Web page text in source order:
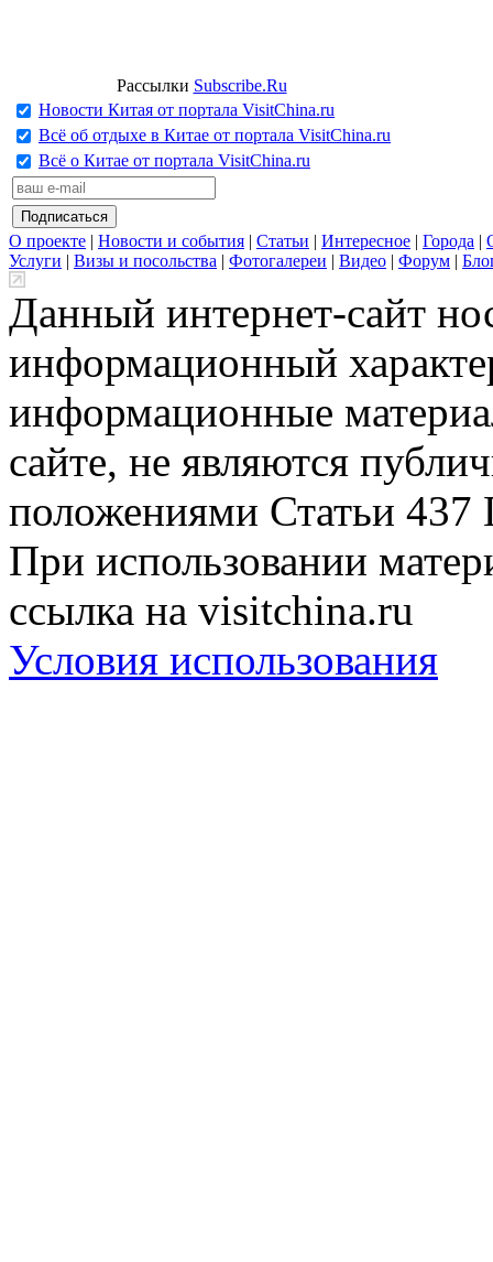
Рассылки Subscribe.Ru
Новости Китая от портала VisitChina.ru
Всё об отдыхе в Китае от портала VisitChina.ru
Всё о Китае от портала VisitChina.ru
О проекте | Новости и события | Статьи | Интересное | Города |
Услуги | Визы и посольства | Фотогалереи | Видео | Форум |
Данный интернет-сайт
информационный
информационные
сайте, не являются
положениями Статьи 437
При использовании
ссылка на visitchina.ru
Условия использования